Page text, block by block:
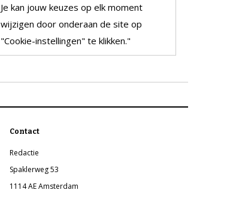
Je kan jouw keuzes op elk moment
wijzigen door onderaan de site op
"Cookie-instellingen" te klikken."
Contact
Redactie
Spaklerweg 53
1114 AE Amsterdam